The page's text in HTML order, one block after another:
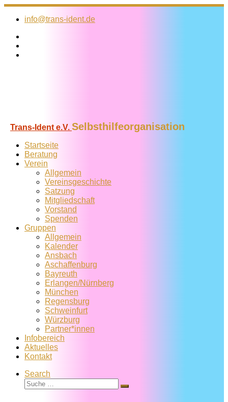
Zum
Inhalt
info@trans-ident.de
Trans-Ident e.V. Selbsthilfeorganisation
Startseite
Beratung
Verein
Allgemein
Vereins­geschichte
Satzung
Mitglied­schaft
Vorstand
Spenden
Gruppen
Allgemein
Kalender
Ansbach
Aschaffenburg
Bayreuth
Erlangen/Nürnberg
München
Regensburg
Schweinfurt
Würzburg
Partner*innen
Infobereich
Aktuelles
Kontakt
Search
Suche
Suche